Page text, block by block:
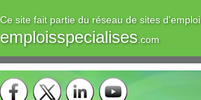
Ce site fait partie du réseau de sites d'emploi
emploisspecialises.com